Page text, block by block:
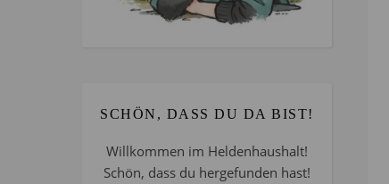
SCHÖN, DASS DU DA BIST!
Willkommen im Heldenhaushalt!
Schön, dass du hergefunden hast!